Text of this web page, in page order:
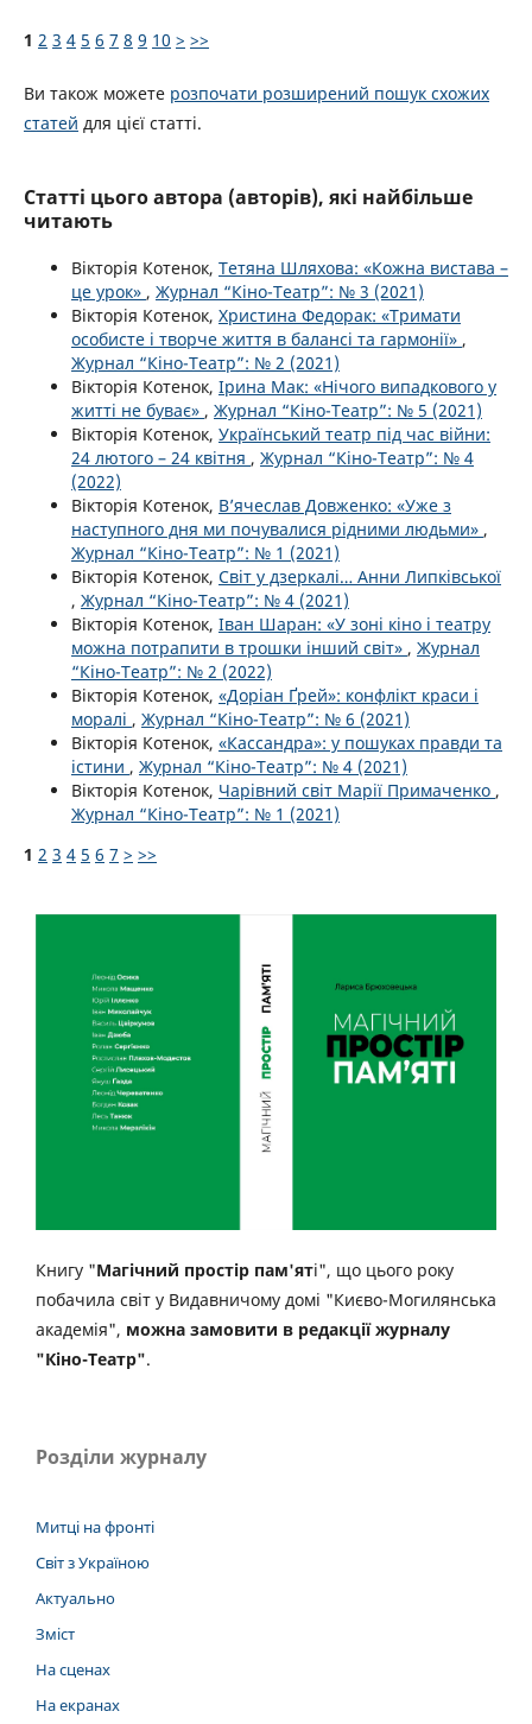
1 2 3 4 5 6 7 8 9 10 > >>
Ви також можете розпочати розширений пошук схожих
статей для цієї статті.
Статті цього автора (авторів), які найбільше
читають
Вікторія Котенок, Тетяна Шляхова: «Кожна вистава –
це урок» , Журнал “Кіно-Театр”: № 3 (2021)
Вікторія Котенок, Христина Федорак: «Тримати
особисте і творче життя в балансі та гармонії» ,
Журнал “Кіно-Театр”: № 2 (2021)
Вікторія Котенок, Ірина Мак: «Нічого випадкового у
житті не буває» , Журнал “Кіно-Театр”: № 5 (2021)
Вікторія Котенок, Український театр під час війни:
24 лютого – 24 квітня , Журнал “Кіно-Театр”: № 4
(2022)
Вікторія Котенок, В’ячеслав Довженко: «Уже з
наступного дня ми почувалися рідними людьми» ,
Журнал “Кіно-Театр”: № 1 (2021)
Вікторія Котенок, Світ у дзеркалі… Анни Липківської
, Журнал “Кіно-Театр”: № 4 (2021)
Вікторія Котенок, Іван Шаран: «У зоні кіно і театру
можна потрапити в трошки інший світ» , Журнал
“Кіно-Театр”: № 2 (2022)
Вікторія Котенок, «Доріан Ґрей»: конфлікт краси і
моралі , Журнал “Кіно-Театр”: № 6 (2021)
Вікторія Котенок, «Кассандра»: у пошуках правди та
істини , Журнал “Кіно-Театр”: № 4 (2021)
Вікторія Котенок, Чарівний світ Марії Примаченко ,
Журнал “Кіно-Театр”: № 1 (2021)
1 2 3 4 5 6 7 > >>
Книгу "Магічний простір пам'яті", що цього року
побачила світ у Видавничому домі "Києво-Могилянська
академія", можна замовити в редакції журналу
"Кіно-Театр".
Розділи журналу
Митці на фронті
Світ з Україною
Актуально
Зміст
На сценах
На екранах